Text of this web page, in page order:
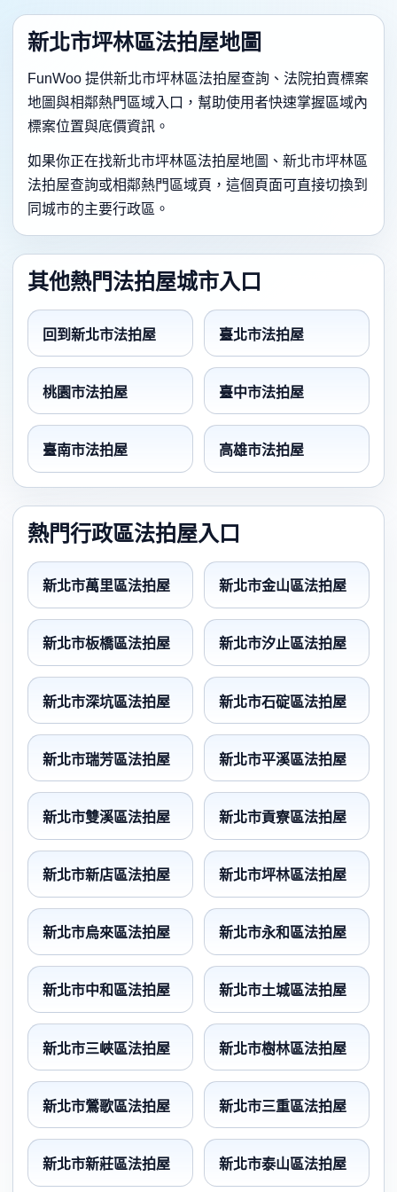
新北市坪林區法拍屋地圖
FunWoo 提供新北市坪林區法拍屋查詢、法院拍賣標案
地圖與相鄰熱門區域入口，幫助使用者快速掌握區域內
標案位置與底價資訊。
如果你正在找新北市坪林區法拍屋地圖、新北市坪林區
法拍屋查詢或相鄰熱門區域頁，這個頁面可直接切換到
同城市的主要行政區。
其他熱門法拍屋城市入口
回到新北市法拍屋 臺北市法拍屋
桃園市法拍屋 臺中市法拍屋
臺南市法拍屋 高雄市法拍屋
熱門行政區法拍屋入口
新北市萬里區法拍屋 新北市金山區法拍屋
新北市板橋區法拍屋 新北市汐止區法拍屋
新北市深坑區法拍屋 新北市石碇區法拍屋
新北市瑞芳區法拍屋 新北市平溪區法拍屋
新北市雙溪區法拍屋 新北市貢寮區法拍屋
新北市新店區法拍屋 新北市坪林區法拍屋
新北市烏來區法拍屋 新北市永和區法拍屋
新北市中和區法拍屋 新北市土城區法拍屋
新北市三峽區法拍屋 新北市樹林區法拍屋
新北市鶯歌區法拍屋 新北市三重區法拍屋
新北市新莊區法拍屋 新北市泰山區法拍屋